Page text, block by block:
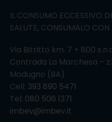
IL CONSUMO ECCESSIVO
SALUTE, CONSUMALO
Via Bitritto km. 7 + 800
Contrada La Marchesa –
Modugno (BA)
Cell: 393 890 5471
Tel: 080 506 1371
imbev@imbev.it